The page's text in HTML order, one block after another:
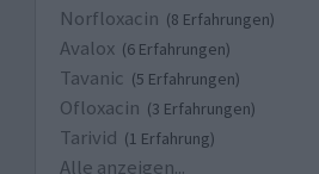
Norfloxacin (8 Erfahrungen)
Avalox (6 Erfahrungen)
Tavanic (5 Erfahrungen)
Ofloxacin (3 Erfahrungen)
Tarivid (1 Erfahrung)
Alle anzeigen...